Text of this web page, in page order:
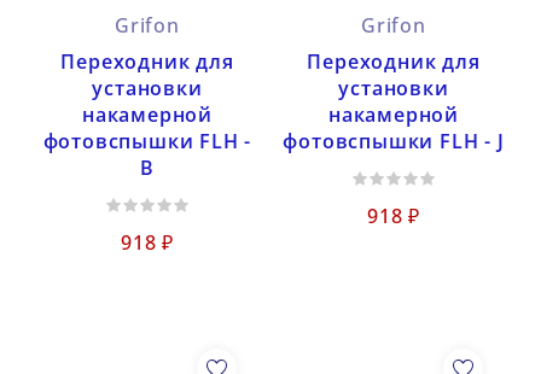
Grifon
Переходник для
установки
накамерной
фотовспышки FLH -
B
918 ₽
Grifon
Переходник для
установки
накамерной
фотовспышки FLH - J
918 ₽